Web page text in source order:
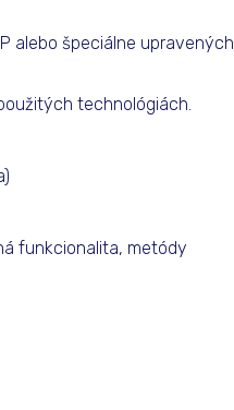
alebo špeciálne upravených
technológiách.
funkcionalita, metódy